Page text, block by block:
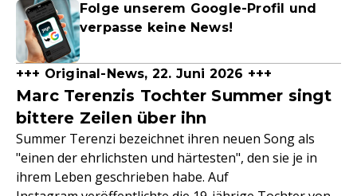
Folge unserem Google-Profil und
verpasse keine News!
+++ Original-News, 22. Juni 2026 +++
Marc Terenzis Tochter Summer singt
bittere Zeilen über ihn
Summer Terenzi bezeichnet ihren neuen Song als
"einen der ehrlichsten und härtesten", den sie je in
ihrem Leben geschrieben habe. Auf